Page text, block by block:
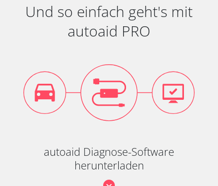
Und so einfach geht's mit
autoaid PRO
autoaid Diagnose-Software
herunterladen